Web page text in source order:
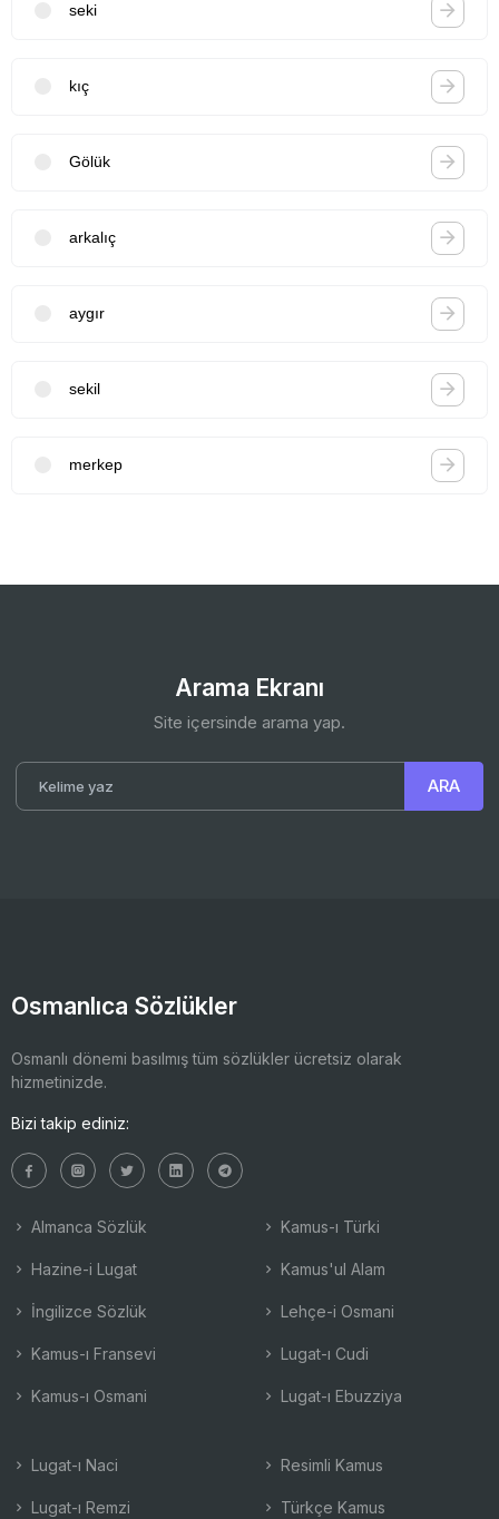
seki
kıç
Gölük
arkalıç
aygır
sekil
merkep
Arama Ekranı
Site içersinde arama yap.
Osmanlıca Sözlükler
Osmanlı dönemi basılmış tüm sözlükler ücretsiz olarak
hizmetinizde.
Bizi takip ediniz:
Almanca Sözlük
Hazine-i Lugat
İngilizce Sözlük
Kamus-ı Fransevi
Kamus-ı Osmani
Kamus-ı Türki
Kamus'ul Alam
Lehçe-i Osmani
Lugat-ı Cudi
Lugat-ı Ebuzziya
Lugat-ı Naci
Lugat-ı Remzi
Resimli Kamus
Türkçe Kamus